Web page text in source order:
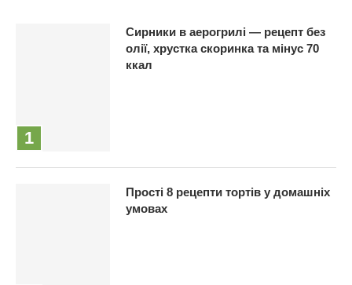
Сирники в аерогрилі — рецепт без
олії, хрустка скоринка та мінус 70
ккал
Прості 8 рецепти тортів у домашніх
умовах